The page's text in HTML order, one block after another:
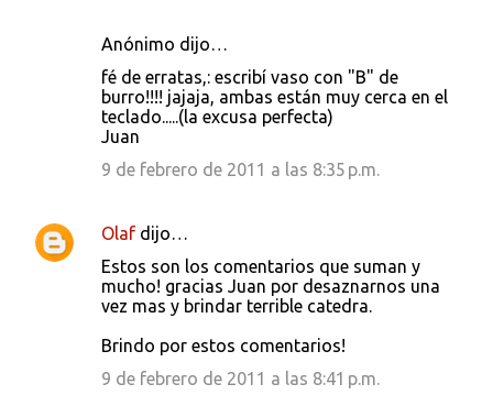
Anónimo dijo…
fé de erratas,: escribí vaso con "B" de
burro!!!! jajaja, ambas están muy cerca en el
teclado.....(la excusa perfecta)
Juan
9 de febrero de 2011 a las 8:35 p.m.
Olaf dijo…
Estos son los comentarios que suman y
mucho! gracias Juan por desaznarnos una
vez mas y brindar terrible catedra.
Brindo por estos comentarios!
9 de febrero de 2011 a las 8:41 p.m.